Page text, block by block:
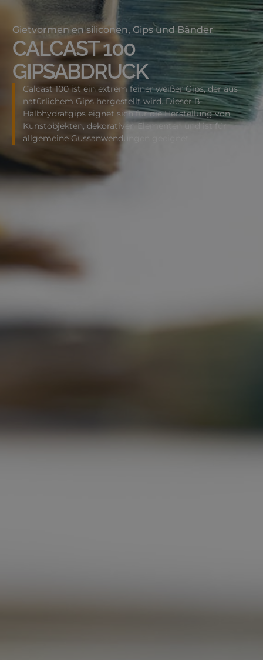
Gietvormen en siliconen, Gips und Bänder
CALCAST 100
GIPSABDRUCK
Calcast 100 ist ein extrem feiner weißer Gips, der aus
natürlichem Gips hergestellt wird. Dieser ß-
Halbhydratgips eignet sich für die Herstellung von
Kunstobjekten, dekorativen Elementen und ist für
allgemeine Gussanwendungen geeignet.